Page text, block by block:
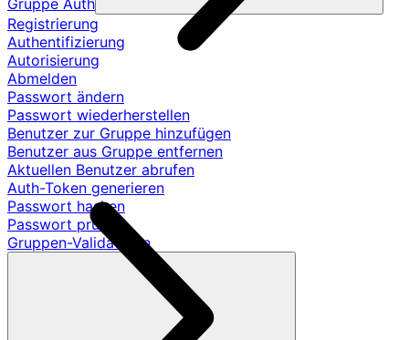
Gruppe Auth
Registrierung
Authentifizierung
Autorisierung
Abmelden
Passwort ändern
Passwort wiederherstellen
Benutzer zur Gruppe hinzufügen
Benutzer aus Gruppe entfernen
Aktuellen Benutzer abrufen
Auth-Token generieren
Passwort hashen
Passwort prüfen
Gruppen-Validatoren